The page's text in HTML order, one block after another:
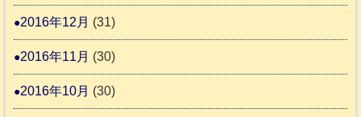
2016年12月 (31)
2016年11月 (30)
2016年10月 (30)